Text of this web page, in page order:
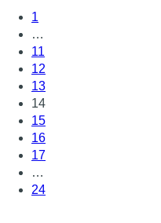
1
…
11
12
13
14
15
16
17
…
24